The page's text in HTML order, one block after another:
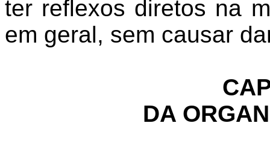
ter reflexos diretos na
em geral, sem causar
DA